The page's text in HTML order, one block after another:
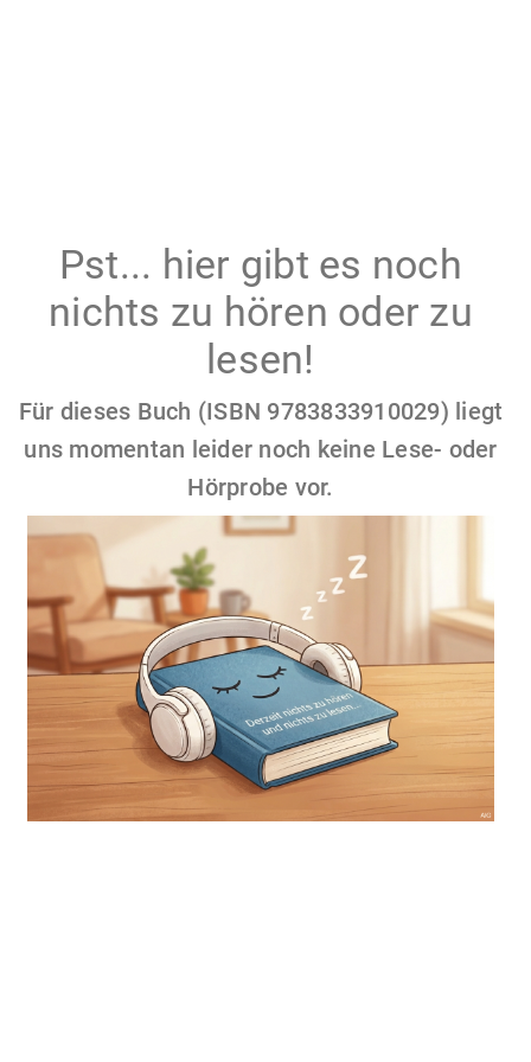
Pst... hier gibt es noch
nichts zu hören oder zu
lesen!
Für dieses Buch (ISBN 9783833910029) liegt
uns momentan leider noch keine Lese- oder
Hörprobe vor.